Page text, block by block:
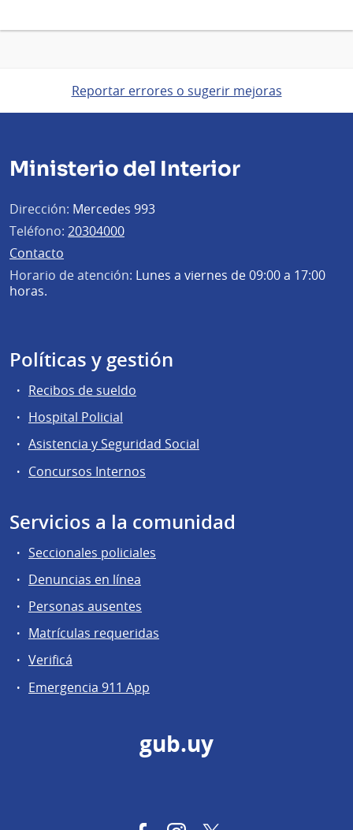
Reportar errores o sugerir mejoras
Ministerio del Interior
Dirección: Mercedes 993
Teléfono: 20304000
Contacto
Horario de atención: Lunes a viernes de 09:00 a 17:00
horas.
Políticas y gestión
Recibos de sueldo
Hospital Policial
Asistencia y Seguridad Social
Concursos Internos
Servicios a la comunidad
Seccionales policiales
Denuncias en línea
Personas ausentes
Matrículas requeridas
Verificá
Emergencia 911 App
gub.uy